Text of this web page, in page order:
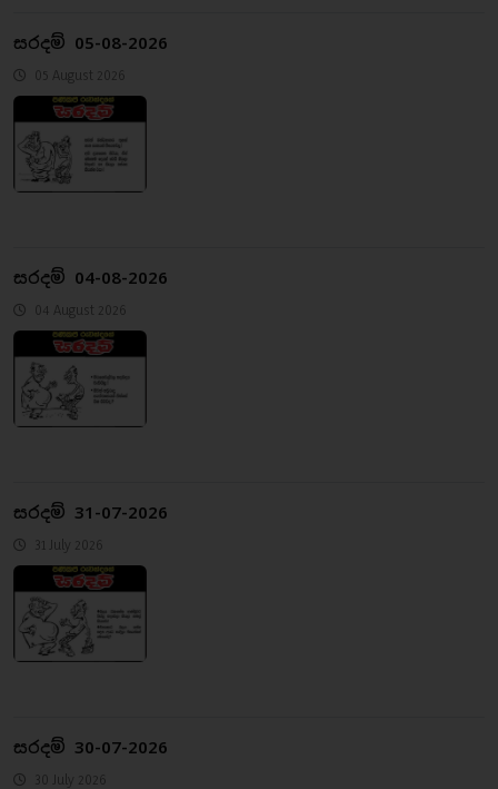
සරදම් 05-08-2026
05 August 2026
සරදම් 04-08-2026
04 August 2026
සරදම් 31-07-2026
31 July 2026
සරදම් 30-07-2026
30 July 2026